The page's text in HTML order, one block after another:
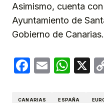
Asimismo, cuenta
Ayuntamiento de
Gobierno de Canarias.
Facebook
Email X
CANARIAS ESPAÑA